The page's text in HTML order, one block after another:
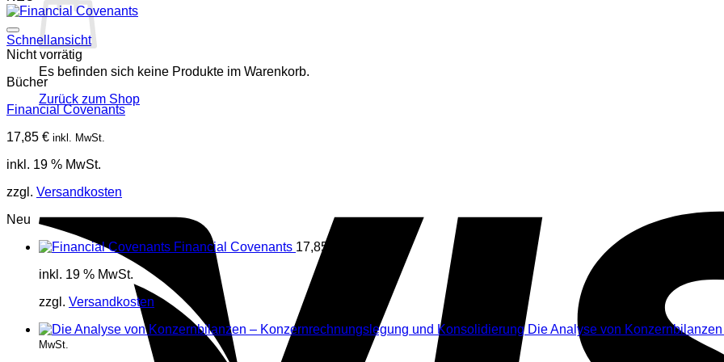
Es befinden sich keine Produkte im Warenkorb.
Zurück zum Shop
Schnellansicht
Nicht vorrätig
Bücher
Financial Covenants
17,85 € inkl. MwSt.
inkl. 19 % MwSt.
zzgl. Versandkosten
Neu
Financial Covenants 17,85
inkl. 19 % MwSt.
zzgl. Versandkosten
Die Analyse von
MwSt.